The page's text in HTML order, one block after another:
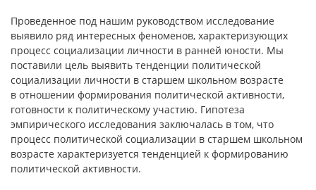
Проведенное под нашим руководством исследование
выявило ряд интересных феноменов, характеризующих
процесс социализации личности в ранней юности. Мы
поставили цель выявить тенденции политической
социализации личности в старшем школьном возрасте
в отношении формирования политической активности,
готовности к политическому участию. Гипотеза
эмпирического исследования заключалась в том, что
процесс политической социализации в старшем школьном
возрасте характеризуется тенденцией к формированию
политической активности.